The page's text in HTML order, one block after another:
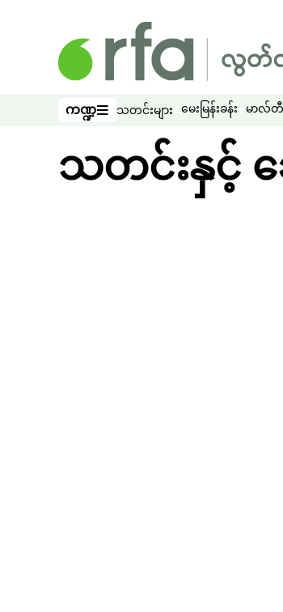
ပင်မအကြောင်းအရာသို့ ကျော်ရန်
ကဏ္ဍ
ကဏ္ဍ သတင်းများ မေးမြန်းခန်း မာလ်
သတင်းနှင့် ဆေ